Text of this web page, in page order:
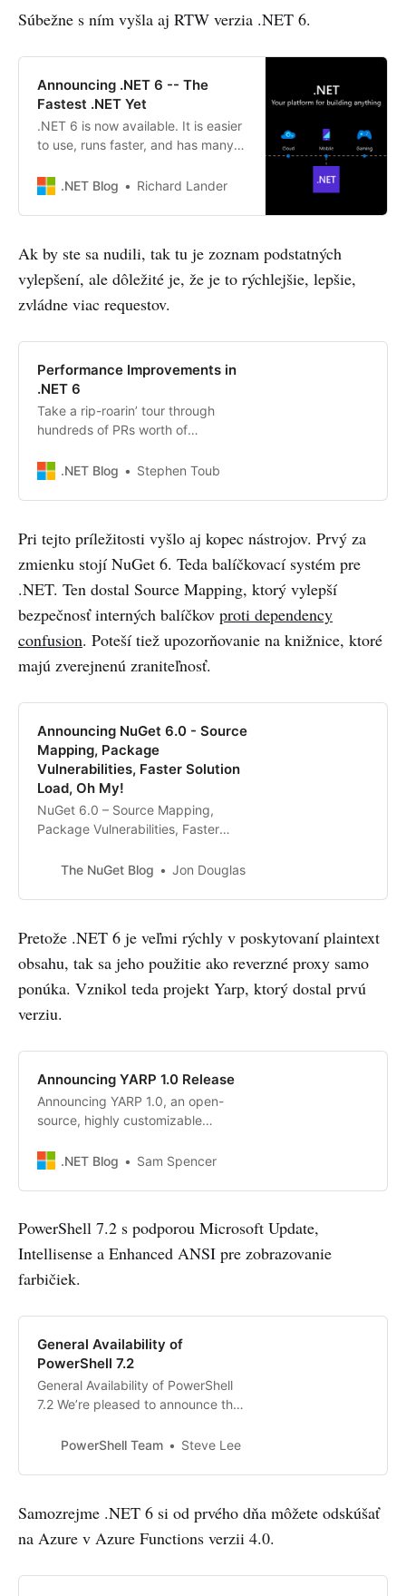
Súbežne s ním vyšla aj RTW verzia .NET 6.
Announcing .NET 6 -- The
Fastest .NET Yet
.NET 6 is now available. It is easier
to use, runs faster, and has many
.NET Blog
Richard Lander
Ak by ste sa nudili, tak tu je zoznam podstatných
vylepšení, ale dôležité je, že je to rýchlejšie, lepšie,
zvládne viac requestov.
Performance Improvements in
.NET 6
Take a rip-roarin’ tour through
hundreds of PRs worth of
.NET 6..NET Blog Stephen Toub
Pri tejto príležitosti vyšlo aj kopec nástrojov. Prvý za
zmienku stojí NuGet 6. Teda balíčkovací systém pre
.NET. Ten dostal Source Mapping, ktorý vylepší
bezpečnosť interných balíčkov proti dependency
confusion. Poteší tiež upozorňovanie na knižnice, ktoré
majú zverejnenú zraniteľnosť.
Announcing NuGet 6.0 - Source
Mapping, Package
Vulnerabilities, Faster Solution
Load, Oh My!
NuGet 6.0 – Source Mapping,
Package Vulnerabilities, Faster
included in Visual Studio 2022 and
also download NuGet 6.0 for
standalone executable.
The NuGet Blog Jon Douglas
Pretože .NET 6 je veľmi rýchly v poskytovaní plaintext
obsahu, tak sa jeho použitie ako reverzné proxy samo
ponúka. Vznikol teda projekt Yarp, ktorý dostal prvú
verziu.
Announcing YARP 1.0 Release
Announcing YARP 1.0, an open-
source, highly customizable
can be downloaded from NuGet.
.NET Blog Sam Spencer
PowerShell 7.2 s podporou Microsoft Update,
Intellisense a Enhanced ANSI pre zobrazovanie
farbičiek.
General Availability of
PowerShell 7.2
General Availability of PowerShell
7.2 We’re pleased to announce the
7.2! This release continues our even
as Long Term Support (LTS). The
continue to have a 1 year support
lifecycle.
PowerShell Team Steve Lee
Samozrejme .NET 6 si od prvého dňa môžete odskúšať
na Azure v Azure Functions verzii 4.0.